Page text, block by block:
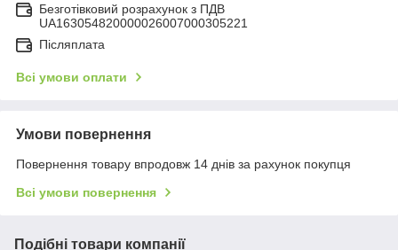
Безготівковий розрахунок з ПДВ
UA163054820000026007000305221
Післяплата
Всі умови оплати
Умови повернення
Повернення товару впродовж 14 днів за рахунок покупця
Всі умови повернення
Подібні товари компанії